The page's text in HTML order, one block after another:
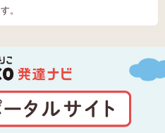
。